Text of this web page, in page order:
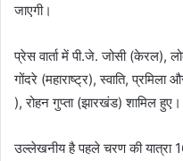
जाएगी।
प्रेस वार्ता में पी.जे. जोसी (केरल),
गोंदरे (महाराष्ट्र), स्वाति,
), रोहन गुप्ता (झारखंड) शामिल हुए।
उल्लेखनीय है पहले चरण की यात्रा